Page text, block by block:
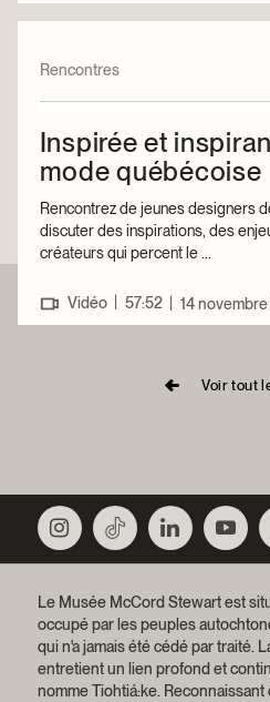
Rencontres
Inspirée et
mode québécoise
Rencontrez de jeunes designers
discuter des inspirations, des
créateurs qui percent le ...
Vidéo 57:52 14
Voir tout
Le Musée McCord Stewart est
occupé par les peuples
qui n'a jamais été cédé par traité.
entretient un lien profond et
nomme Tiohtiá:ke.